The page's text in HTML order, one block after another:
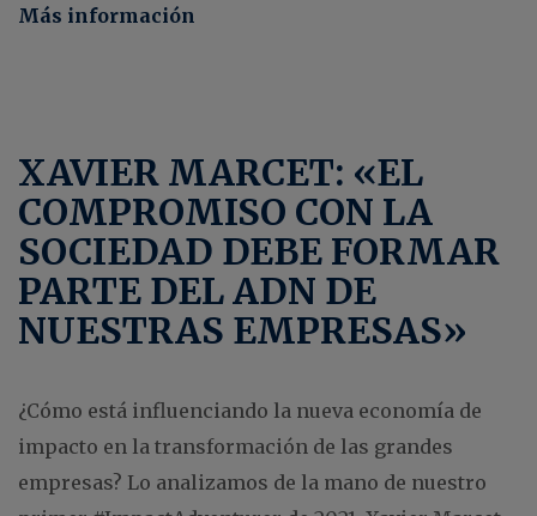
Más información
XAVIER MARCET: «EL
COMPROMISO CON LA
SOCIEDAD DEBE FORMAR
PARTE DEL ADN DE
NUESTRAS EMPRESAS»
¿Cómo está influenciando la nueva economía de
impacto en la transformación de las grandes
empresas? Lo analizamos de la mano de nuestro